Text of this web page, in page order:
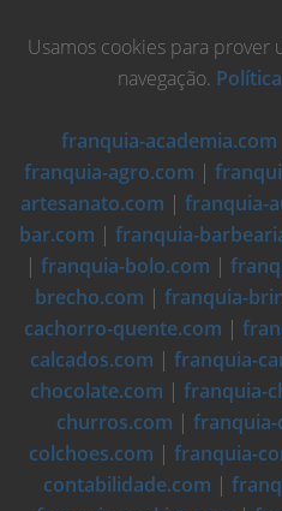
Usamos cookies para
navegação.
franquia-academia.com
franquia-agro.com |
artesanato.com | franquia-
bar.com | franquia-
| franquia-bolo.com |
brecho.com | franquia-
cachorro-quente.com |
calcados.com | franquia-
chocolate.com | franquia-
churros.com | franquia-
colchoes.com | franquia-
contabilidade.com |